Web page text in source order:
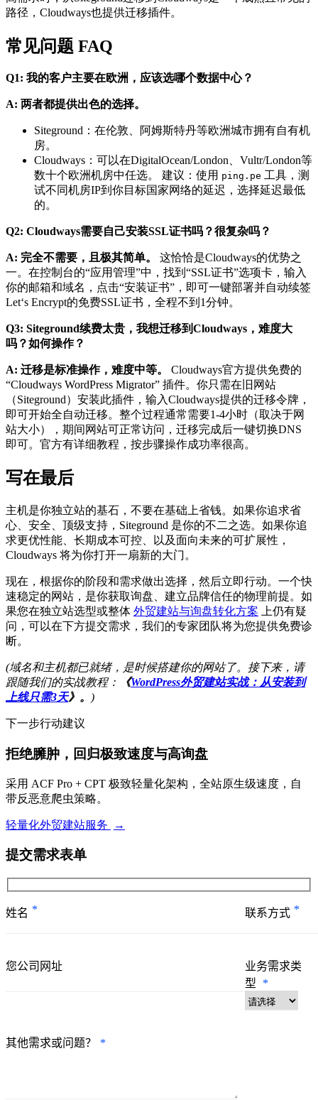
路径，Cloudways也提供迁移插件。
常见问题 FAQ
Q1: 我的客户主要在欧洲，应该选哪个数据中心？
A: 两者都提供出色的选择。
Siteground：在伦敦、阿姆斯特丹等欧洲城市拥有自有机
房。
Cloudways：可以在DigitalOcean/London、Vultr/London等
数十个欧洲机房中任选。 建议：使用 ping.pe 工具，测
试不同机房IP到你目标国家网络的延迟，选择延迟最低
的。
Q2: Cloudways需要自己安装SSL证书吗？很复杂吗？
A: 完全不需要，且极其简单。
这恰恰是Cloudways的优势之
一。在控制台的“应用管理”中，找到“SSL证书”选项卡，输入
你的邮箱和域名，点击“安装证书”，即可一键部署并自动续签
Let‘s Encrypt的免费SSL证书，全程不到1分钟。
Q3: Siteground续费太贵，我想迁移到Cloudways，难度大
吗？如何操作？
A: 迁移是标准操作，难度中等。
Cloudways官方提供免费的
“Cloudways WordPress Migrator” 插件。你只需在旧网站
（Siteground）安装此插件，输入Cloudways提供的迁移令牌，
即可开始全自动迁移。整个过程通常需要1-4小时（取决于网
站大小），期间网站可正常访问，迁移完成后一键切换DNS
即可。官方有详细教程，按步骤操作成功率很高。
写在最后
主机是你独立站的基石，不要在基础上省钱。如果你追求省
心、安全、顶级支持，Siteground 是你的不二之选。如果你追
求更优性能、长期成本可控、以及面向未来的可扩展性，
Cloudways 将为你打开一扇新的大门。
现在，根据你的阶段和需求做出选择，然后立即行动。一个快
速稳定的网站，是你获取询盘、建立品牌信任的物理前提。如
果您在独立站选型或整体 外贸建站与询盘转化方案 上仍有疑
问，可以在下方提交需求，我们的专家团队将为您提供免费诊
断。
(域名和主机都已就绪，是时候搭建你的网站了。接下来，请
跟随我们的实战教程：
《WordPress外贸建站实战：从安装到
上线只需3天》。 )
下一步行动建议
拒绝臃肿，回归极致速度与高询盘
采用 ACF Pro + CPT 极致轻量化架构，全站原生级速度，自
带反恶意爬虫策略。
轻量化外贸建站服务 →
提交需求表单
姓名 * 联系方式 *
您公司网址
业务需求类
型
*
其他需求或问题？ *